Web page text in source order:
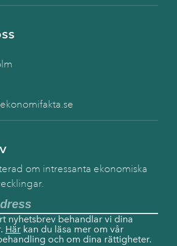
om intressanta ekonomiska
nyhetsbrev behandlar vi dina
Här kan du läsa mer om vår
och om dina rättigheter.